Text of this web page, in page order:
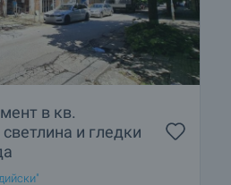
в кв.
и гледки